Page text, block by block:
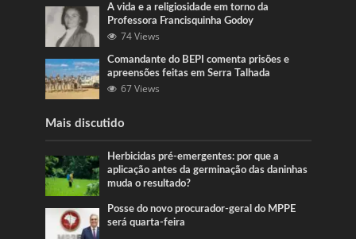
A vida e a religiosidade em torno da
Professora Francisquinha Godoy
74 Views
Comandante do BEPI comenta prisões e
apreensões feitas em Serra Talhada
67 Views
Mais discutido
Herbicidas pré-emergentes: por que a
aplicação antes da germinação das daninhas
muda o resultado?
Posse do novo procurador-geral do MPPE
será quarta-feira